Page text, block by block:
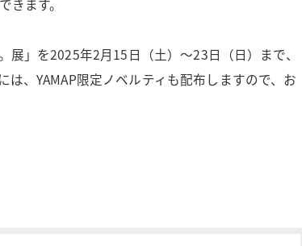
ます。
」を2025年2月15日（土）〜23日（日）まで、
、YAMAP限定ノベルティも配布しますので、お